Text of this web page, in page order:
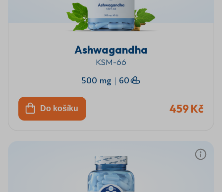
Ashwagandha
KSM-66
500 mg | 60
Do košíku 459 Kč